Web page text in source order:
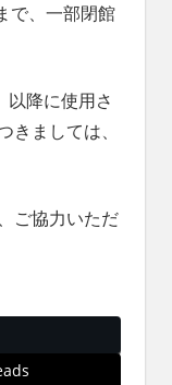
で、一部閉館
以降に使用さ
ましては、
ご協力いただ